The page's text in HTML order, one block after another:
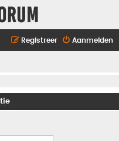
Aanmelden
Registreer